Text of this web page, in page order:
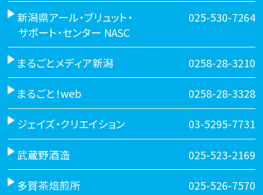
新潟県アール・ブリュット・
サポート・センター NASC
025-530-7264
まるごとメディア新潟 0258-28-3210
まるごと！web 0258-28-3328
ジェイズ・クリエイション 03-5295-7731
武蔵野酒造 025-523-2169
多賀茶焙煎所 025-526-7570